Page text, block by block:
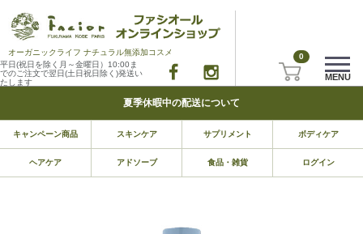
オーガニックライフ ナチュラル無添加コスメ
平日(祝日を除く月～金曜日）10:00ま
でのご注文で翌日(土日祝日除く)発送い
たします
0
MENU
夏季休暇中の配送について
キャンペーン商品 スキンケア サプリメント ボディケア
ヘアケア アドソーブ 食品・雑貨 ログイン